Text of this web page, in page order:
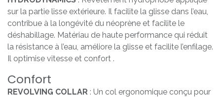
sur la partie lisse extérieure. Il facilite la glisse dans l’eau,
contribue à la longévité du néoprène et facilite le
déshabillage. Matériau de haute performance qui réduit
la résistance à l’eau, améliore la glisse et facilite l’enfilage.
Il optimise vitesse et confort .
Confort
REVOLVING COLLAR : Un col ergonomique conçu pour